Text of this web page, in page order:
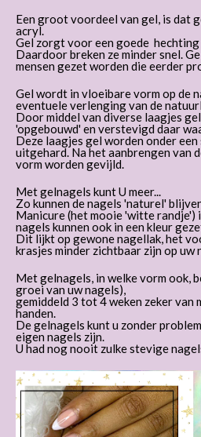
Een groot voordeel van gel, is dat
acryl.
Gel zorgt voor een goede
Daardoor breken ze minder snel.
mensen gezet worden die eerder
Gel wordt in vloeibare vorm op de
eventuele verlenging van de
Door middel van diverse laagjes
'opgebouwd' en verstevigd daar
Deze laagjes gel worden onder een
uitgehard. Na het aanbrengen van
vorm worden gevijld.
Met gelnagels kunt U meer...
Zo kunnen de nagels 'naturel'
Manicure (het mooie 'witte randje')
nagels kunnen ook in een kleur
Dit lijkt op gewone nagellak, het
krasjes minder zichtbaar zijn op uw
Met gelnagels, in welke vorm ook,
groei van uw nagels),
gemiddeld 3 tot 4 weken zeker van
handen.
De gelnagels kunt u zonder
eigen nagels zijn.
U had nog nooit zulke stevige